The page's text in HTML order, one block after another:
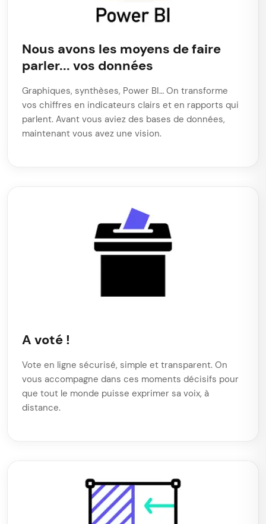
Nous avons les moyens de faire
parler... vos données
Graphiques, synthèses, Power BI… On transforme
vos chiffres en indicateurs clairs et en rapports qui
parlent. Avant vous aviez des bases de données,
maintenant vous avez une vision.
A voté !
Vote en ligne sécurisé, simple et transparent. On
vous accompagne dans ces moments décisifs pour
que tout le monde puisse exprimer sa voix, à
distance.